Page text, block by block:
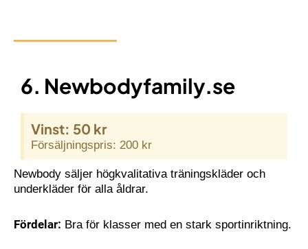
6. Newbodyfamily.se
Vinst: 50 kr
Försäljningspris: 200 kr
Newbody säljer högkvalitativa träningskläder och
underkläder för alla åldrar.
Fördelar: Bra för klasser med en stark sportinriktning.